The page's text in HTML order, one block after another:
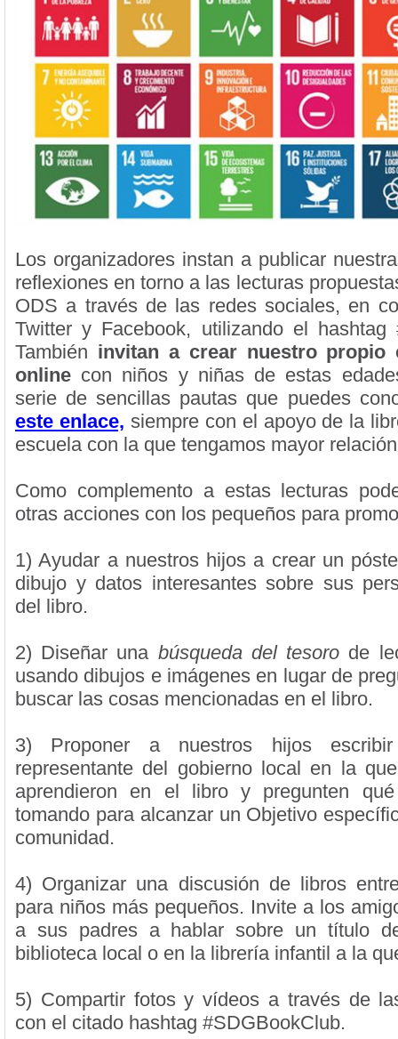
Los organizadores instan a publicar
reflexiones en torno a las lecturas
ODS a través de las redes sociales, en
Twitter y Facebook, utilizando el hashtag
También invitan a crear nuestro propio
online con niños y niñas de estas
serie de sencillas pautas que puedes
este enlace, siempre con el apoyo de la
escuela con la que tengamos mayor
Como complemento a estas lecturas
otras acciones con los pequeños para
1) Ayudar a nuestros hijos a crear un
dibujo y datos interesantes sobre sus
del libro.
2) Diseñar una búsqueda del tesoro de
usando dibujos e imágenes en lugar de
buscar las cosas mencionadas en el libro.
3) Proponer a nuestros hijos
representante del gobierno local en la
aprendieron en el libro y pregunten
tomando para alcanzar un Objetivo
comunidad.
4) Organizar una discusión de libros
para niños más pequeños. Invite a los
a sus padres a hablar sobre un título
biblioteca local o en la librería infantil a la
5) Compartir fotos y vídeos a través de
con el citado hashtag #SDGBookClub.